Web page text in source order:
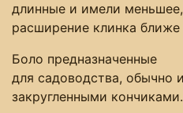
длинные и имели
расширение клинка
Боло предназначенные
для садоводства, обычно
закругленными кончиками.